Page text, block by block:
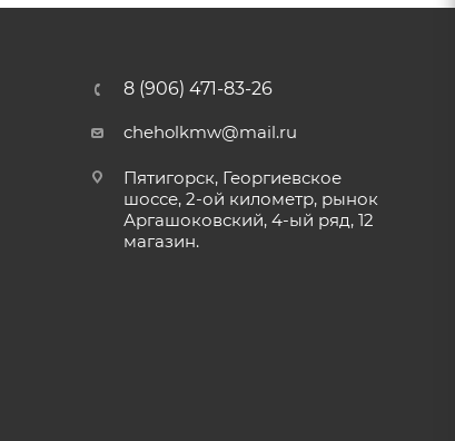
8 (906) 471-83-26
cheholkmw@mail.ru
Пятигорск, Георгиевское
шоссе, 2-ой километр, рынок
Аргашоковский, 4-ый ряд, 12
магазин.